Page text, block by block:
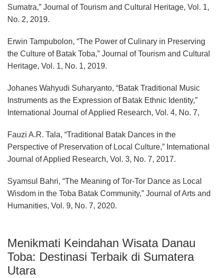
Sumatra,” Journal of Tourism and Cultural Heritage, Vol. 1,
No. 2, 2019.
Erwin Tampubolon, “The Power of Culinary in Preserving
the Culture of Batak Toba,” Journal of Tourism and Cultural
Heritage, Vol. 1, No. 1, 2019.
Johanes Wahyudi Suharyanto, “Batak Traditional Music
Instruments as the Expression of Batak Ethnic Identity,”
International Journal of Applied Research, Vol. 4, No. 7,
Fauzi A.R. Tala, “Traditional Batak Dances in the
Perspective of Preservation of Local Culture,” International
Journal of Applied Research, Vol. 3, No. 7, 2017.
Syamsul Bahri, “The Meaning of Tor-Tor Dance as Local
Wisdom in the Toba Batak Community,” Journal of Arts and
Humanities, Vol. 9, No. 7, 2020.
Menikmati Keindahan Wisata Danau
Toba: Destinasi Terbaik di Sumatera
Utara